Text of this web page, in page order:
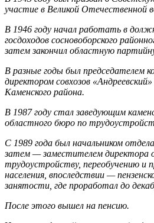
участие в Великой Отечественной
В 1946 году начал работать в
госдоходов сосновоборского
затем закончил областную
В разные годы был председателем
директором совхозов
Каменского района.
В 1987 году стал заведующим
областного бюро по
С 1989 года был начальником
затем — заместителем директора
трудоустройству, переобучению и
населения, впоследствии —
занятости, где проработал до
После этого вышел на пенсию.